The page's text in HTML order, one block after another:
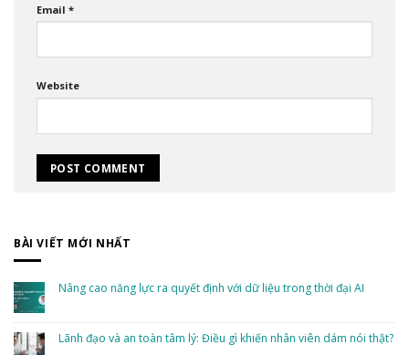
Email *
Website
BÀI VIẾT MỚI NHẤT
Nâng cao năng lực ra quyết định với dữ liệu trong thời đại AI
Nâng
cao
Lãnh đạo và an toàn tâm lý: Điều gì khiến nhân viên dám nói thật?